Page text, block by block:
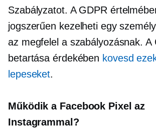
Szabályzatot. A GDPR
jogszerűen kezelheti egy
az megfelel a szabályozásnak. A
betartása érdekében kovesd
lepeseket.
Működik a Facebook Pixel az
Instagrammal?